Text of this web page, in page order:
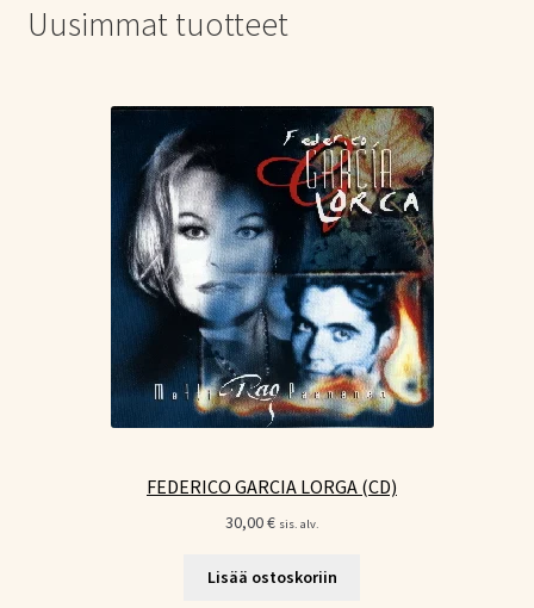
Uusimmat tuotteet
FEDERICO GARCIA LORGA (CD)
30,00€ sis. alv.
Lisää ostoskoriin